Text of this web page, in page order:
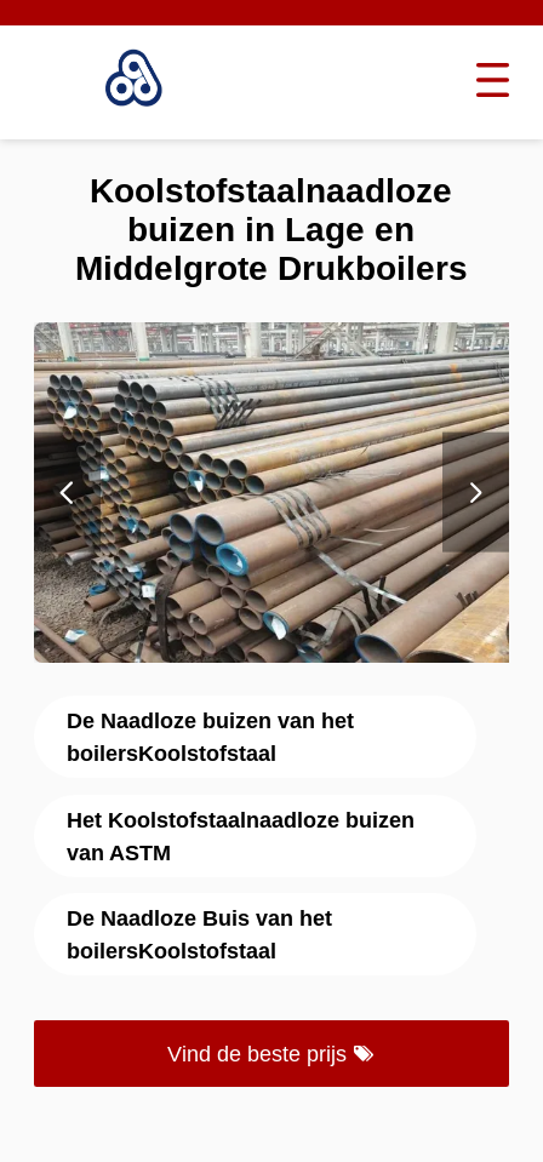
De Naadloze buizen van het
boilersKoolstofstaal
Het Koolstofstaalnaadloze buizen
van ASTM
De Naadloze Buis van het
boilersKoolstofstaal
Vind de beste prijs
Koolstofstaalnaadloze
buizen in Lage en
Middelgrote Drukboilers